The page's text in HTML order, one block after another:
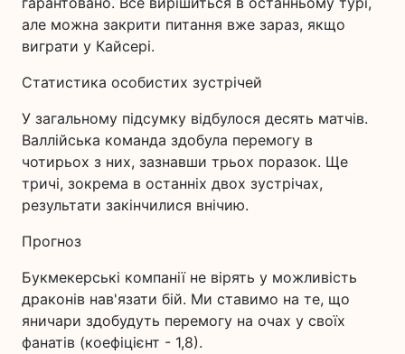
але можна закрити питання вже зараз, якщо
виграти у Кайсері.
Статистика особистих зустрічей
У загальному підсумку відбулося десять матчів.
Валлійська команда здобула перемогу в
чотирьох з них, зазнавши трьох поразок. Ще
тричі, зокрема в останніх двох зустрічах,
результати закінчилися внічию.
Прогноз
Букмекерські компанії не вірять у можливість
драконів нав'язати бій. Ми ставимо на те, що
яничари здобудуть перемогу на очах у своїх
фанатів (коефіцієнт - 1,8).